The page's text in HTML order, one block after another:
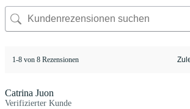
1-8 von 8 Rezensionen
Catrina Juon
Verifizierter Kunde